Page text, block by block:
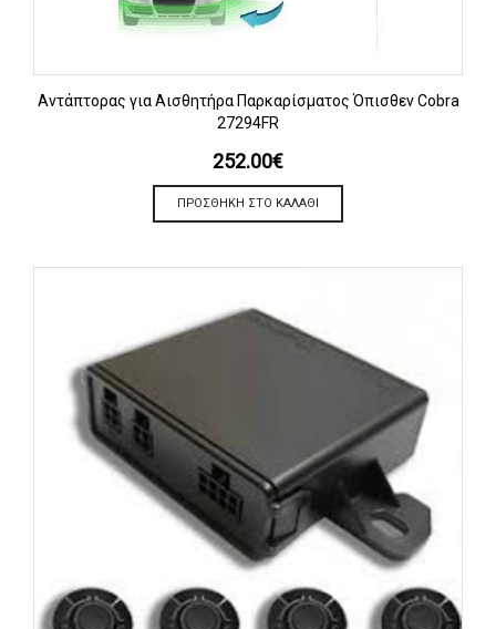
Αντάπτορας για Αισθητήρα Παρκαρίσματος Όπισθεν Cobra
27294FR
252.00€
ΠΡΟΣΘΉΚΗ ΣΤΟ ΚΑΛΆΘΙ